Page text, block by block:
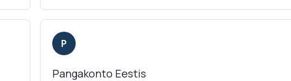
P
Pangakonto Eestis